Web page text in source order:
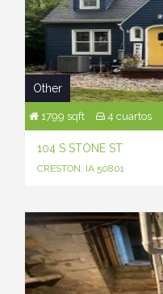
Other
1799 sqft 4 cuartos
104 S STONE ST
CRESTON, IA 50801